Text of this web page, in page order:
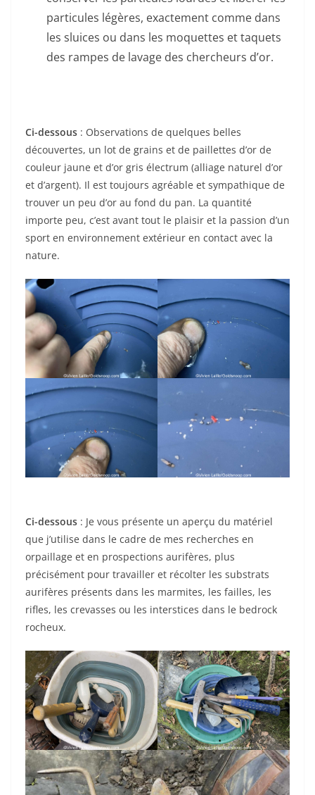
particules légères, exactement comme dans
les sluices ou dans les moquettes et taquets
des rampes de lavage des chercheurs d’or.
Ci-dessous : Observations de quelques belles
découvertes, un lot de grains et de paillettes d’or de
couleur jaune et d’or gris électrum (alliage naturel d’or
et d’argent). Il est toujours agréable et sympathique de
trouver un peu d’or au fond du pan. La quantité
importe peu, c’est avant tout le plaisir et la passion d’un
sport en environnement extérieur en contact avec la
nature.
Ci-dessous : Je vous présente un aperçu du matériel
que j’utilise dans le cadre de mes recherches en
orpaillage et en prospections aurifères, plus
précisément pour travailler et récolter les substrats
aurifères présents dans les marmites, les failles, les
rifles, les crevasses ou les interstices dans le bedrock
rocheux.